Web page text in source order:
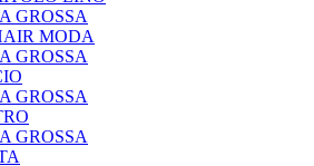
GROSSA
MODA
GROSSA
GROSSA
GROSSA